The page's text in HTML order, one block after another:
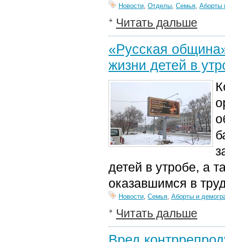
Новости, Отделы, Семья, Аборты
Читать дальше
«Русская
жизни детей в
детей в утробе, а
оказавшимся в
Новости, Семья, Аборты и
Читать дальше